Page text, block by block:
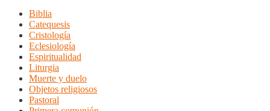
Biblia
Catequesis
Cristología
Eclesiología
Espiritualidad
Liturgia
Muerte y duelo
Objetos religiosos
Pastoral